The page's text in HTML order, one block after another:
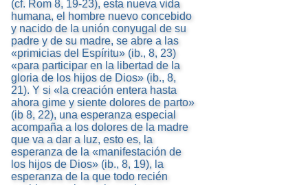
(cf. Rom 8, 19-23), esta nueva vida
humana, el hombre nuevo concebido
y nacido de la unión conyugal de su
padre y de su madre, se abre a las
«primicias del Espíritu» (ib., 8, 23)
«para participar en la libertad de la
gloria de los hijos de Dios» (ib., 8,
21). Y si «la creación entera hasta
ahora gime y siente dolores de parto»
(ib 8, 22), una esperanza especial
acompaña a los dolores de la madre
que va a dar a luz, esto es, la
esperanza de la «manifestación de
los hijos de Dios» (ib., 8, 19), la
esperanza de la que todo recién